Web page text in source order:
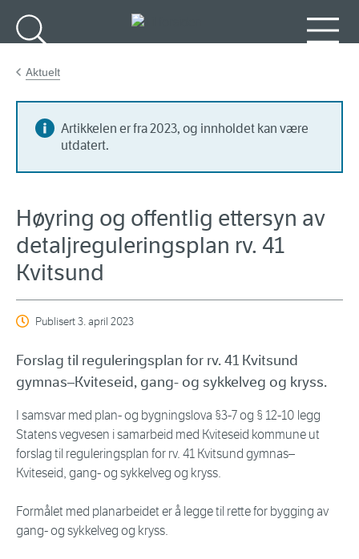
Aktuelt
Artikkelen er fra 2023, og innholdet kan være
utdatert.
Høyring og offentlig ettersyn av
detaljreguleringsplan rv. 41
Kvitsund
Publisert3. april 2023
Forslag til reguleringsplan for rv. 41 Kvitsund
gymnas–Kviteseid, gang- og sykkelveg og kryss.
I samsvar med plan- og bygningslova §3-7 og § 12-10 legg
Statens vegvesen i samarbeid med Kviteseid kommune ut
forslag til reguleringsplan for rv. 41 Kvitsund gymnas–
Kviteseid, gang- og sykkelveg og kryss.
Formålet med planarbeidet er å legge til rette for bygging av
gang- og sykkelveg og kryss.